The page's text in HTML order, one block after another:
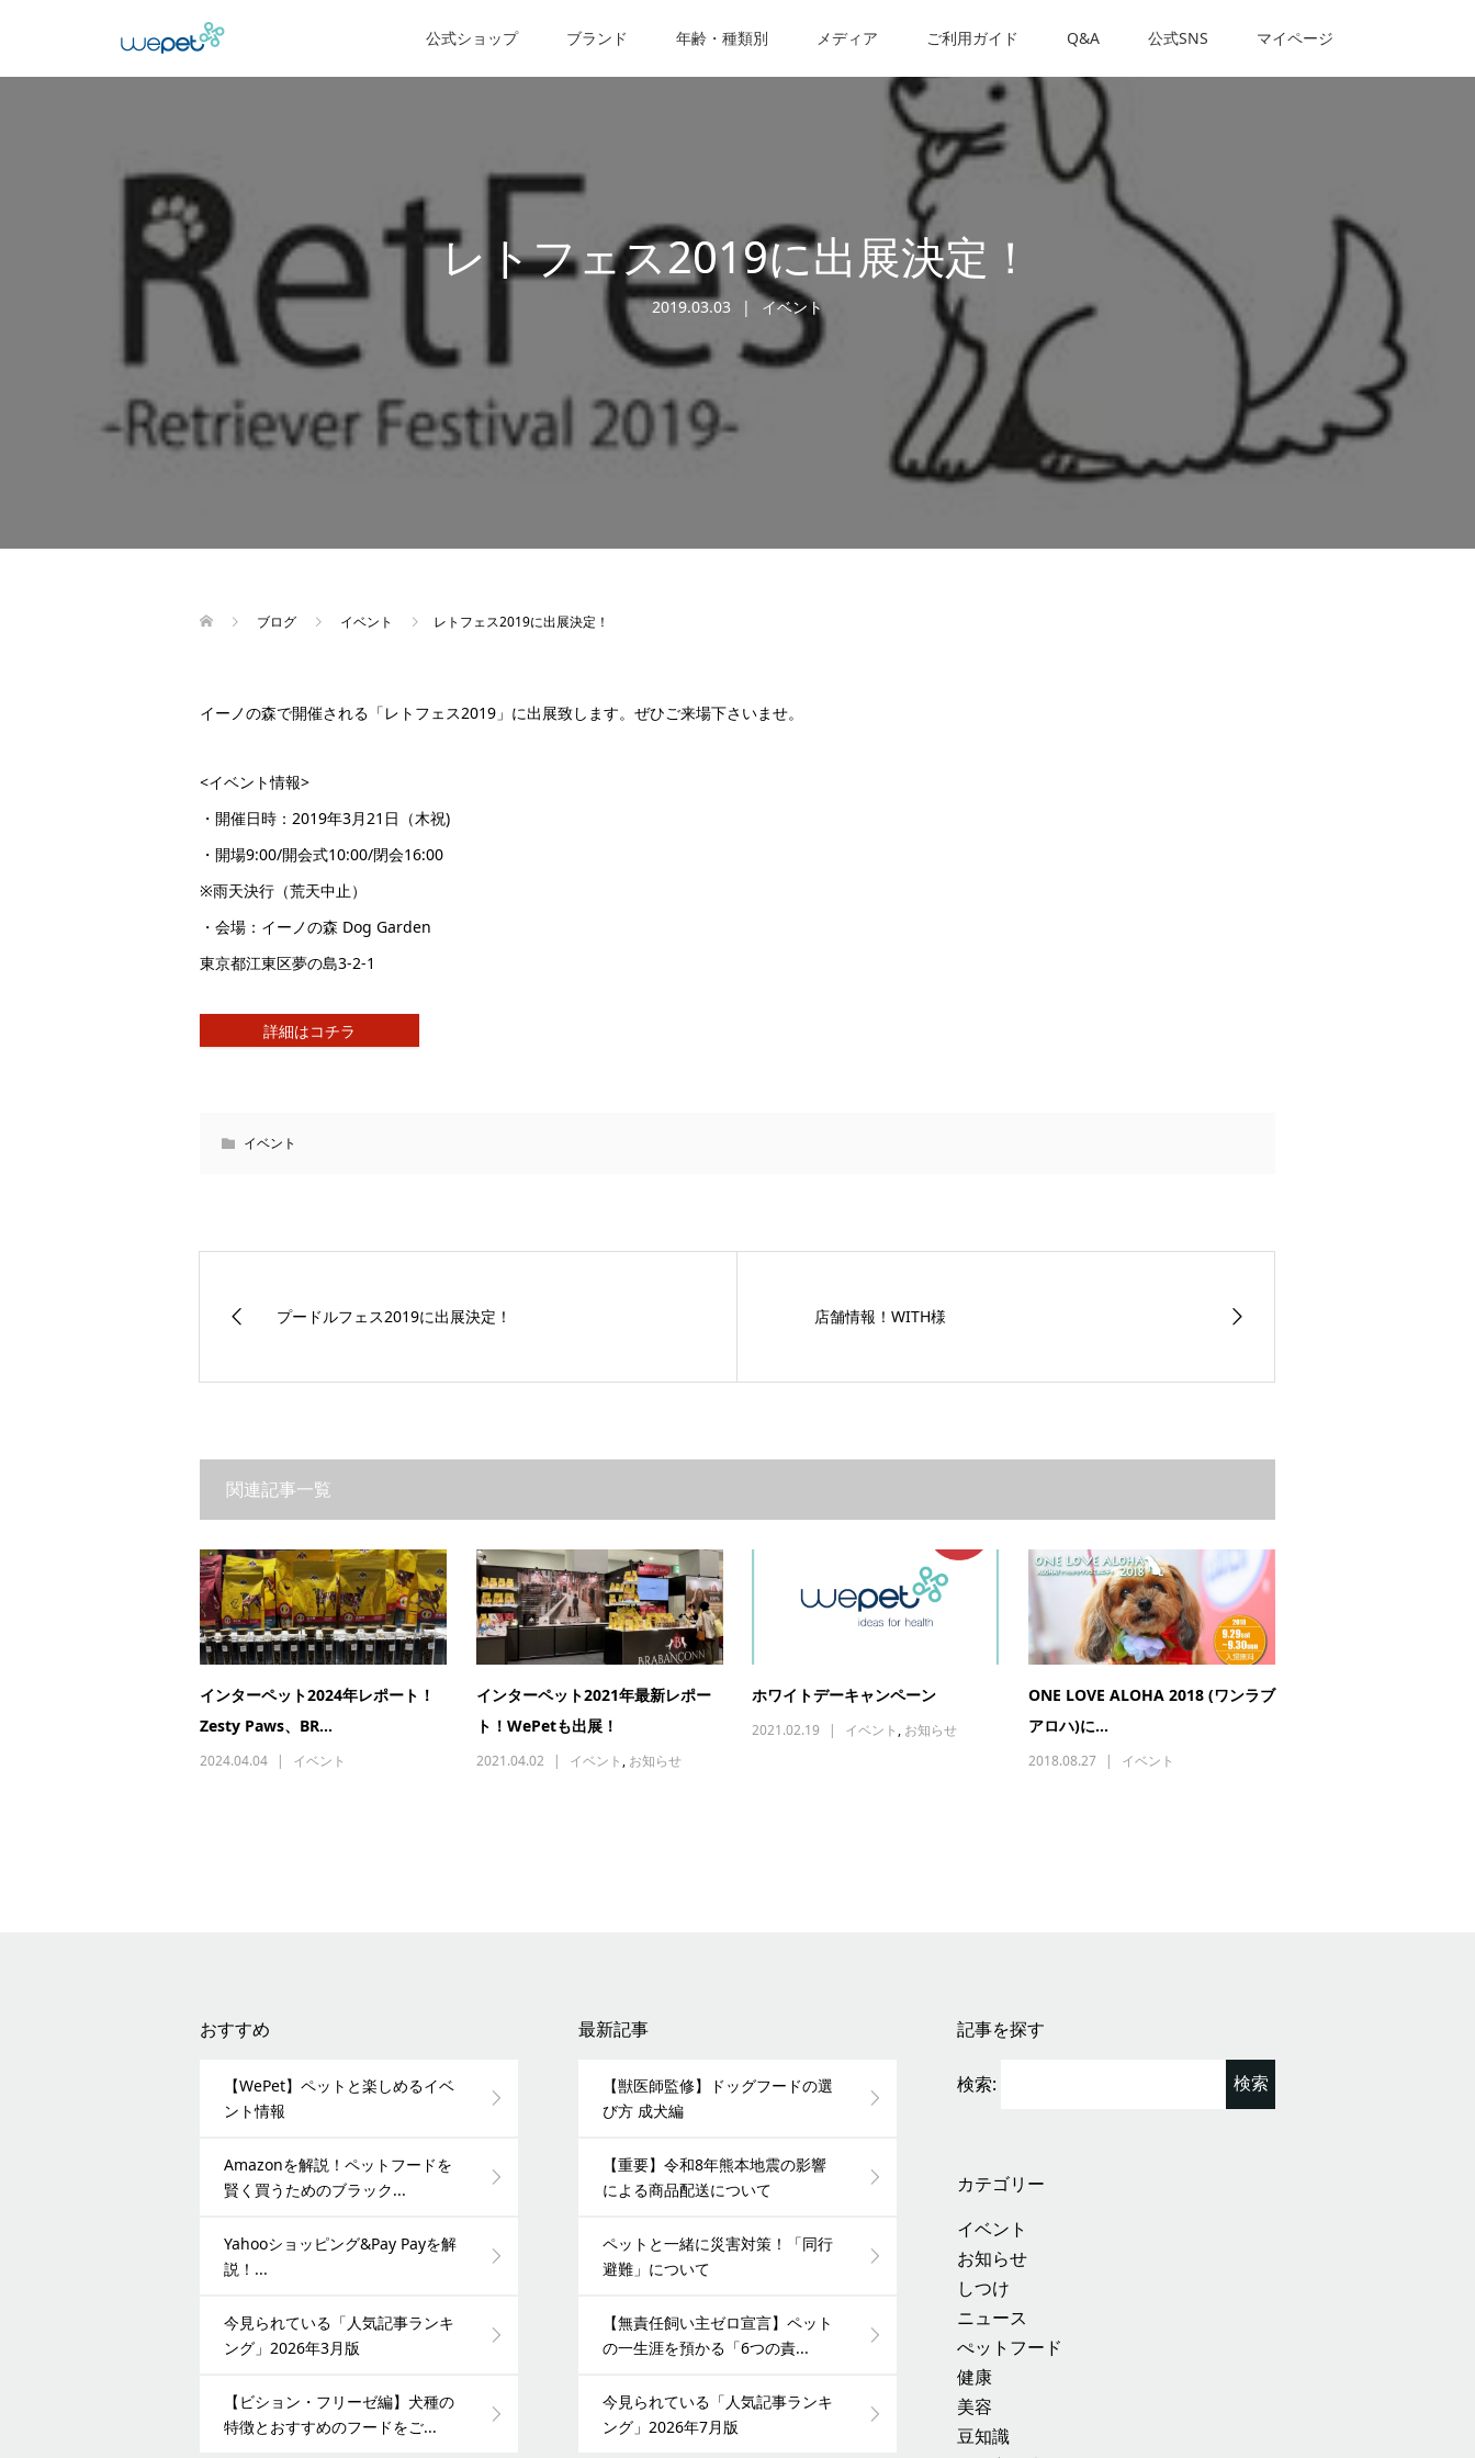
公式ショップ ブランド 年齢・種類別 メディア ご利用ガイド Q&A 公式SNS マイページ
レトフェス2019に出展決定！
2019.03.03 イベント
ブログ イベント レトフェス2019に出展決定！
イーノの森で開催される「レトフェス2019」に出展致します。ぜひご来場下さいませ。
<イベント情報>
・開催日時：2019年3月21日（木祝)
・開場9:00/開会式10:00/閉会16:00
※雨天決行（荒天中止）
・会場：イーノの森 Dog Garden
東京都江東区夢の島3-2-1
詳細はコチラ
イベント
プードルフェス2019に出展決定！ 店舗情報！WITH様
関連記事一覧
インターペット2024年レポート！
Zesty Paws、BR...
2024.04.04 イベント
インターペット2021年最新レポー
ト！WePetも出展！
2021.04.02 イベント , お知らせ
ホワイトデーキャンペーン
2021.02.19 イベント , お知らせ
ONE LOVE ALOHA 2018 (ワンラブ
アロハ)に...
2018.08.27 イベント
おすすめ
【WePet】ペットと楽しめるイベ
ント情報
Amazonを解説！ペットフードを
賢く買うためのブラック...
Yahooショッピング&Pay Payを解
説！...
今見られている「人気記事ランキ
ング」2026年3月版
【ビション・フリーゼ編】犬種の
特徴とおすすめのフードをご...
最新記事
【獣医師監修】ドッグフードの選
び方 成犬編
【重要】令和8年熊本地震の影響
による商品配送について
ペットと一緒に災害対策！「同行
避難」について
【無責任飼い主ゼロ宣言】ペット
の一生涯を預かる「6つの責...
今見られている「人気記事ランキ
ング」2026年7月版
記事を探す
検索:
カテゴリー
イベント
お知らせ
しつけ
ニュース
ぺットフード
健康
美容
豆知識